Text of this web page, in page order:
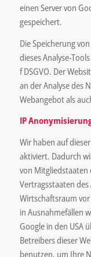
einen Server von
gespeichert.
Die Speicherung
dieses Analyse-
f DSGVO. Der
an der Analyse des
Webangebot als
IP
Wir haben auf
aktiviert. Dadurch
von Mitgliedstaaten
Vertragsstaaten
Wirtschaftsraum
in Ausnahmefällen
Google in den USA
Betreibers dieser
benutzen, um Ihre